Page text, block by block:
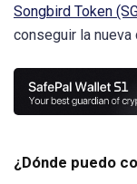
Songbird Token
conseguir la nueva
¿Dónde puedo